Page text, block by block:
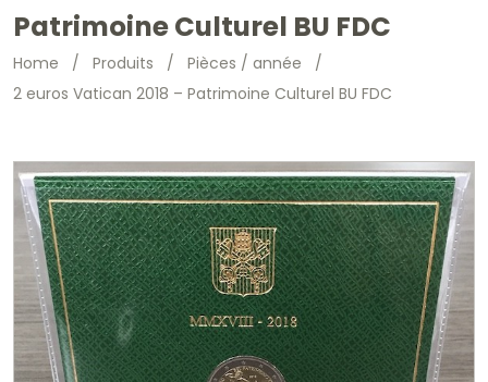
Patrimoine Culturel BU FDC
Home / Produits / Pièces / année /
2 euros Vatican 2018 – Patrimoine Culturel BU FDC